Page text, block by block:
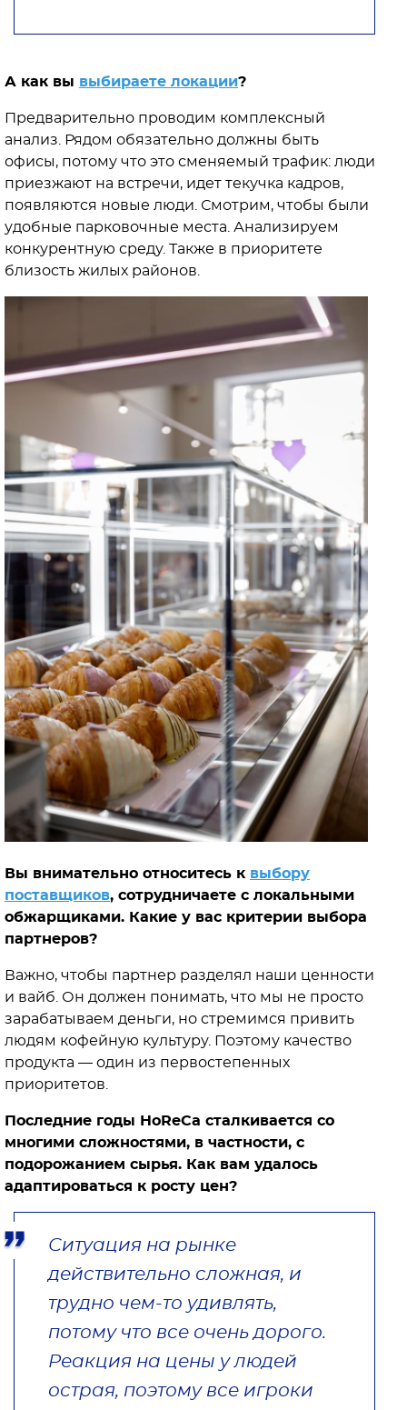
А как вы выбираете локации?
Предварительно проводим комплексный
анализ. Рядом обязательно должны быть
офисы, потому что это сменяемый трафик: люди
приезжают на встречи, идет текучка кадров,
появляются новые люди. Смотрим, чтобы были
удобные парковочные места. Анализируем
конкурентную среду. Также в приоритете
близость жилых районов.
Вы внимательно относитесь к выбору
поставщиков, сотрудничаете с локальными
обжарщиками. Какие у вас критерии выбора
партнеров?
Важно, чтобы партнер разделял наши ценности
и вайб. Он должен понимать, что мы не просто
зарабатываем деньги, но стремимся привить
людям кофейную культуру. Поэтому качество
продукта — один из первостепенных
приоритетов.
Последние годы HoReCa сталкивается со
многими сложностями, в частности, с
подорожанием сырья. Как вам удалось
адаптироваться к росту цен?
Ситуация на рынке
действительно сложная, и
трудно чем-то удивлять,
потому что все очень дорого.
Реакция на цены у людей
острая, поэтому все игроки